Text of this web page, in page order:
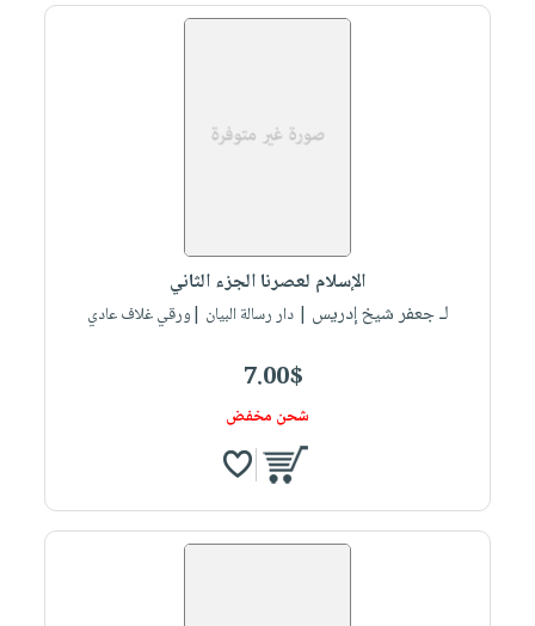
الإسلام لعصرنا الجزء الثاني
لـ جعفر شيخ إدريس | دار رسالة البيان |ورقي غلاف عادي
7.00$
شحن مخفض